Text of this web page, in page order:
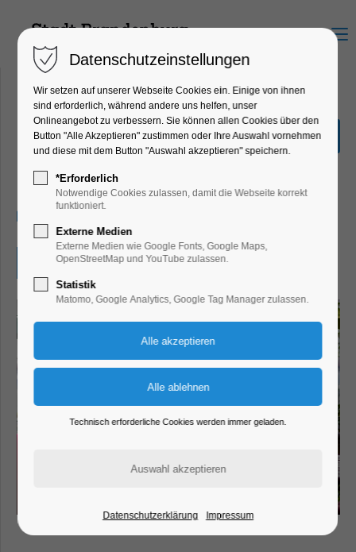
Menu
Grill am 01.05.2026 an der
Havel
Eventgastronomie
Eintritt frei
Datenschutzeinstellungen
Wir setzen auf unserer Webseite Cookies ein. Einige von ihnen
sind erforderlich, während andere uns helfen, unser
Onlineangebot zu verbessern. Sie können allen Cookies über den
Button "Alle Akzeptieren" zustimmen oder Ihre Auswahl vornehmen
und diese mit dem Button "Auswahl akzeptieren" speichern.
*Erforderlich
Notwendige Cookies zulassen, damit die Webseite korrekt
funktioniert.
Externe Medien
Externe Medien wie Google Fonts, Google Maps,
OpenStreetMap und YouTube zulassen.
Statistik
Matomo, Google Analytics, Google Tag Manager zulassen.
Technisch erforderliche Cookies werden immer geladen.
Datenschutzerklärung Impressum